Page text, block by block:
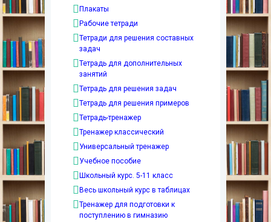
Плакаты
Рабочие тетради
Тетради для решения составных
задач
Тетрадь для дополнительных
занятий
Тетрадь для решения задач
Тетрадь для решения примеров
Тетрадь-тренажер
Тренажер классический
Универсальный тренажер
Учебное пособие
Школьный курс. 5-11 класс
Весь школьный курс в таблицах
Тренажер для подготовки к
поступлению в гимназию